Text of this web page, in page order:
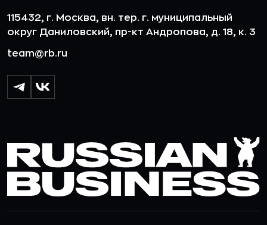
115432, г. Москва, вн. тер. г. муниципальный
округ Даниловский, пр-кт Андропова, д. 18, к. 3
team@rb.ru